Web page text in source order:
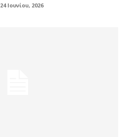
24 Ιουνίου, 2026